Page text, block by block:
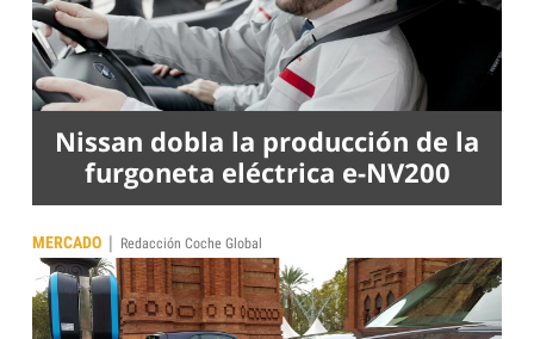
Nissan dobla la producción de la
furgoneta eléctrica e-NV200
MERCADO | Redacción Coche Global